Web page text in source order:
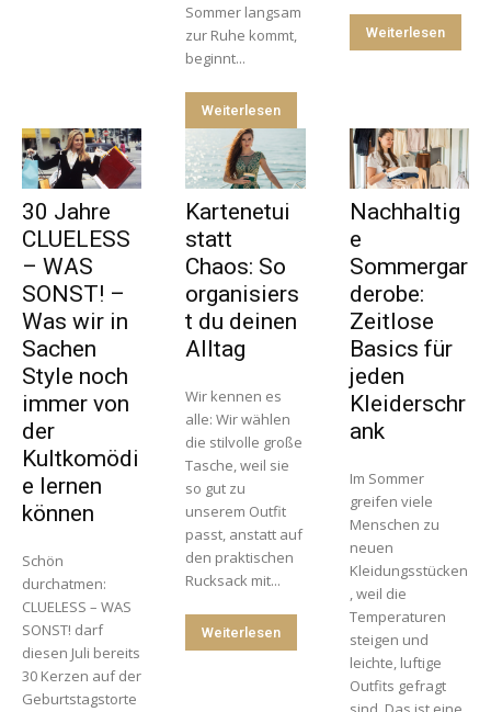
Sommer langsam
zur Ruhe kommt,
beginnt...
Weiterlesen
Weiterlesen
30 Jahre
CLUELESS
– WAS
SONST! –
Was wir in
Sachen
Style noch
immer von
der
Kultkomödi
e lernen
können
Schön
durchatmen:
CLUELESS – WAS
SONST! darf
diesen Juli bereits
30 Kerzen auf der
Geburtstagstorte
Kartenetui
statt
Chaos: So
organisiers
t du deinen
Alltag
Wir kennen es
alle: Wir wählen
die stilvolle große
Tasche, weil sie
so gut zu
unserem Outfit
passt, anstatt auf
den praktischen
Rucksack mit...
Weiterlesen
Nachhaltig
e
Sommergar
derobe:
Zeitlose
Basics für
jeden
Kleiderschr
ank
Im Sommer
greifen viele
Menschen zu
neuen
Kleidungsstücken
, weil die
Temperaturen
steigen und
leichte, luftige
Outfits gefragt